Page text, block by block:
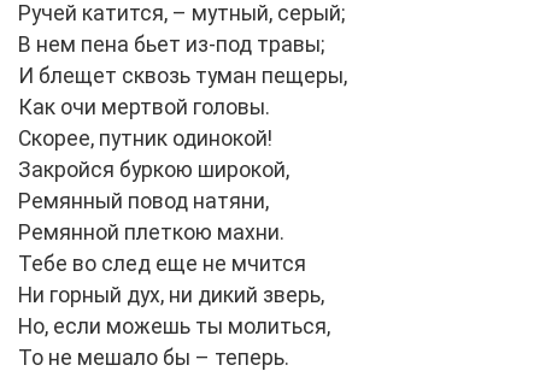
Ручей катится, – мутный, серый;
В нем пена бьет из-под травы;
И блещет сквозь туман пещеры,
Как очи мертвой головы.
Скорее, путник одинокой!
Закройся буркою широкой,
Ремянный повод натяни,
Ремянной плеткою махни.
Тебе во след еще не мчится
Ни горный дух, ни дикий зверь,
Но, если можешь ты молиться,
То не мешало бы – теперь.